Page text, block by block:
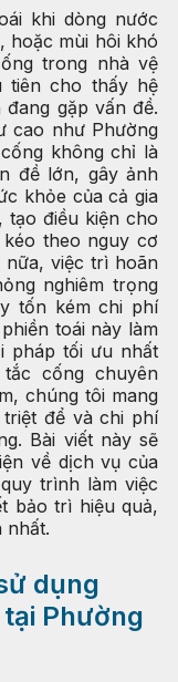
khi dòng nước
hoặc mùi hôi khó
trong nhà vệ
tiên cho thấy hệ
gặp vấn đề.
cao như Phường
không chỉ là
đề lớn, gây ảnh
khỏe của cả gia
tạo điều kiện cho
theo nguy cơ
nữa, việc trì hoãn
nghiêm trọng
tốn kém chi phí
toái này làm
pháp tối ưu nhất
cống chuyên
chúng tôi mang
để và chi phí
Bài viết này sẽ
về dịch vụ của
trình làm việc
bảo trì hiệu quả,
nhất.
dụng
Phường